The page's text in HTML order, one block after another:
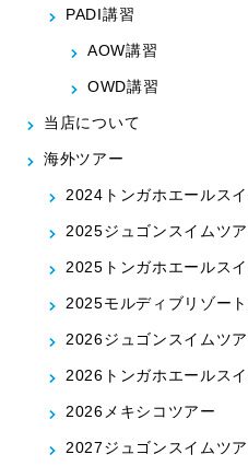
PADI講習
AOW講習
OWD講習
当店について
海外ツアー
2024トンガホエールス
2025ジュゴンスイムツ
2025トンガホエールス
2025モルディブリゾー
2026ジュゴンスイムツ
2026トンガホエールス
2026メキシコツアー
2027ジュゴンスイムツ